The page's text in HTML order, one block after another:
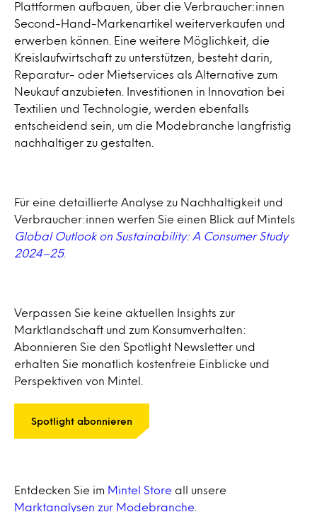
Plattformen aufbauen, über die Verbraucher:innen
Second-Hand-Markenartikel weiterverkaufen und
erwerben können. Eine weitere Möglichkeit, die
Kreislaufwirtschaft zu unterstützen, besteht darin,
Reparatur- oder Mietservices als Alternative zum
Neukauf anzubieten. Investitionen in Innovation bei
Textilien und Technologie, werden ebenfalls
entscheidend sein, um die Modebranche langfristig
nachhaltiger zu gestalten.
Für eine detaillierte Analyse zu Nachhaltigkeit und
Verbraucher:innen werfen Sie einen Blick auf Mintels
Global Outlook on Sustainability: A Consumer Study
2024–25.
Verpassen Sie keine aktuellen Insights zur
Marktlandschaft und zum Konsumverhalten:
Abonnieren Sie den Spotlight Newsletter und
erhalten Sie monatlich kostenfreie Einblicke und
Perspektiven von Mintel.
Spotlight abonnieren
Entdecken Sie im Mintel Store all unsere
Marktanalysen zur Modebranche